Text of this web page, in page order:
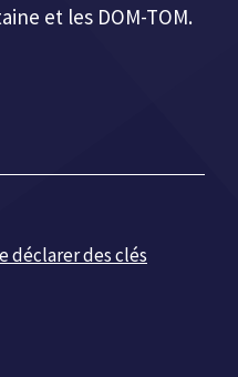
et les DOM-TOM.
déclarer des clés